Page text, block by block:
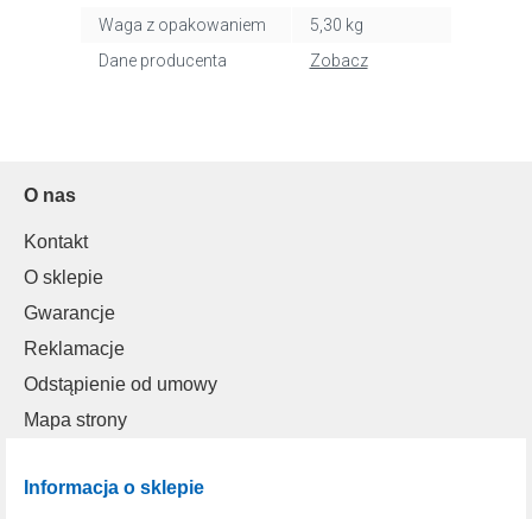
Waga z opakowaniem
5,30 kg
Dane producenta
Zobacz
O nas
Kontakt
O sklepie
Gwarancje
Reklamacje
Odstąpienie od umowy
Mapa strony
Informacja o sklepie